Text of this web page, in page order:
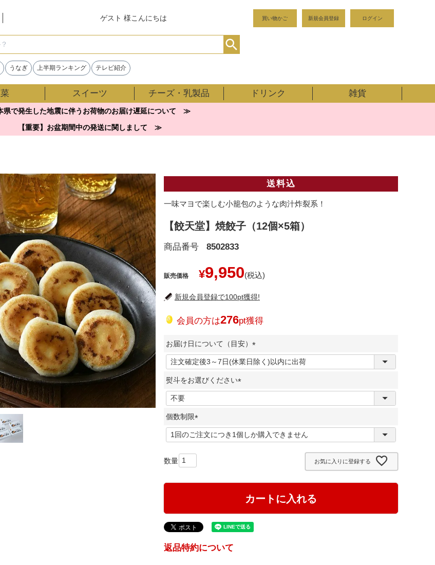
ゲスト 様こんにちは 買い物かご 新規会員登録 ログイン
うなぎ 上半期ランキング テレビ紹介
スイーツ チーズ・乳製品 ドリンク 雑貨
県で発生した地震に伴うお荷物のお届け遅延について ≫
【重要】お盆期間中の発送に関しまして ≫
送料込
一味マヨで楽しむ小籠包のような肉汁炸裂系！
【餃天堂】焼餃子（12個×5箱）
商品番号 8502833
販売価格 ¥9,950
新規会員登録で100pt獲得!
会員の方は276pt獲得
お届け日について（目安）
(
必
)
熨斗をお選びください
必
)
個数制限
(
必
須
)
お気に入りに登録する
カートに入れる
返品特約について